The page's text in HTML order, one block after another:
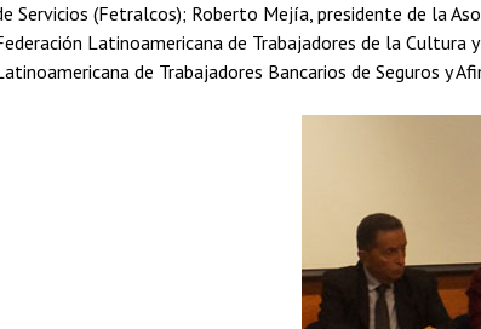
Servicios (Fetralcos); Roberto Mejía, presidente de la
Latinoamericana de Trabajadores de la Cultura
de Trabajadores Bancarios de Seguros y